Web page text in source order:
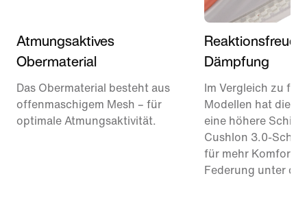
Atmungsaktives
Obermaterial
Das Obermaterial besteht aus
offenmaschigem Mesh – für
optimale Atmungsaktivität.
Dämpfung
Im Vergleich zu
Modellen hat
eine höhere
Cushlon 3.0-
für mehr Komfort
Federung unter